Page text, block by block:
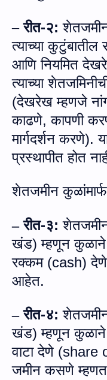
– रीत-२: शेतजमीन
त्याच्या
आणि नियमित
त्याच्या
(देखरेख म्हणजे
काढणे,कापणी
मार्गदर्शन करणे).
प्रस्‍थापीत होत
शेतजमीन
– रीत-३:
खंड) म्हणून कुळाने
रक्कम (cash)
आहेत.
– रीत-४:
खंड) म्हणून कुळाने
वाटा देणे (share
जमीन कसणे